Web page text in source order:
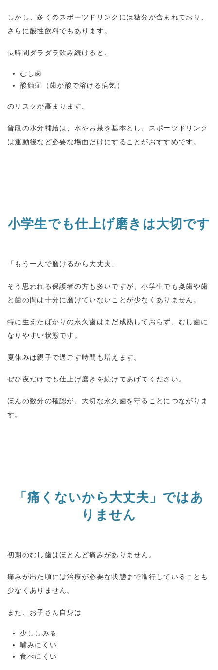
しかし、多くのスポーツドリンクには糖分が含まれており、
さらに酸性飲料でもあります。
長時間ダラダラ飲み続けると、
むし歯
酸蝕症（歯が酸で溶ける病気）
のリスクが高まります。
普段の水分補給は、水やお茶を基本とし、スポーツドリンク
は運動後など必要な場面だけにすることがおすすめです。
小学生でも仕上げ磨きは大切です
「もう一人で磨けるから大丈夫」
そう思われる保護者の方も多いですが、小学生でも奥歯や歯
と歯の間は十分に磨けていないことが少なくありません。
特に生えたばかりの永久歯はまだ成熟しておらず、むし歯に
なりやすい状態です。
夏休みは親子で過ごす時間も増えます。
ぜひ夜だけでも仕上げ磨きを続けてあげてください。
ほんの数分の確認が、大切な永久歯を守ることにつながりま
す。
「痛くないから大丈夫」ではあ
りません
初期のむし歯はほとんど痛みがありません。
痛みが出た頃には治療が必要な状態まで進行していることも
少なくありません。
また、お子さん自身は
少ししみる
噛みにくい
食べにくい